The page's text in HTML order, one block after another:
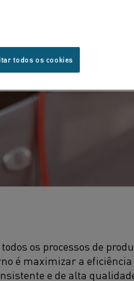
todos os processos de
é maximizar a
e de alta
todos os cookies